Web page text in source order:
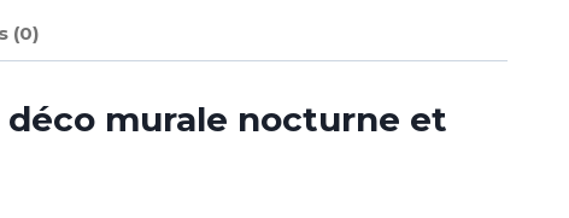
(0)
murale nocturne et